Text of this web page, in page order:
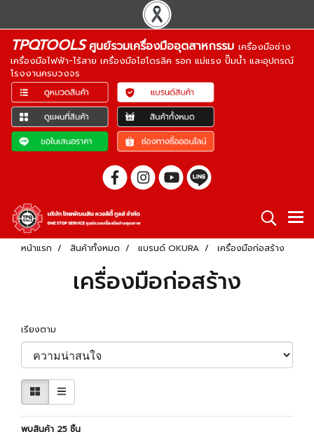
TPQTOOLSศูนย์รวมเครื่องมืออุตสาหกรรม เครื่องมือช่าง
เครื่องมือไฟฟ้า-ไร้สาย เครื่องมือไฮโดรลิค รอก แม่แรง ปั๊มน้ำ และอุปกรณ์
โรงงานครบวงจร
หน้าแรก สินค้าทั้งหมด แบรนด์ OKURA เครื่องมือก่อสร้าง
เครื่องมือก่อสร้าง
เรียงตาม
พบสินค้า 25 ชิ้น